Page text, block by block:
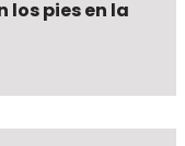
los pies en la